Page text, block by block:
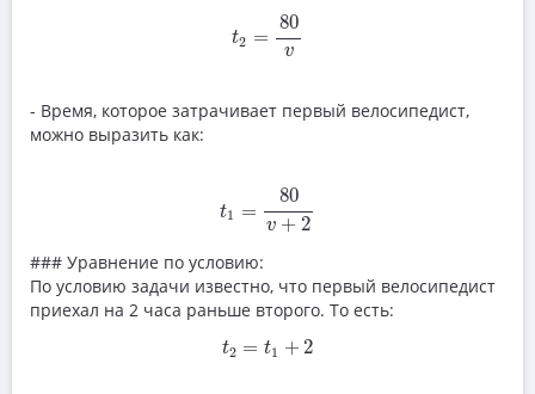
t2 =
80
v
80v
- Время, которое затрачивает первый велосипедист,
можно выразить как:
t1 =
80
v + 2
v+
### Уравнение по условию:
По условию задачи известно, что первый велосипедист
приехал на 2 часа раньше второго. То есть:
t2 = t1 + 2
2= t1 +